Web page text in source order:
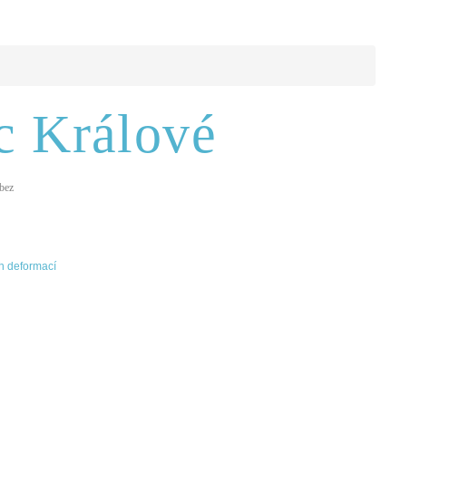
Králové
deformací